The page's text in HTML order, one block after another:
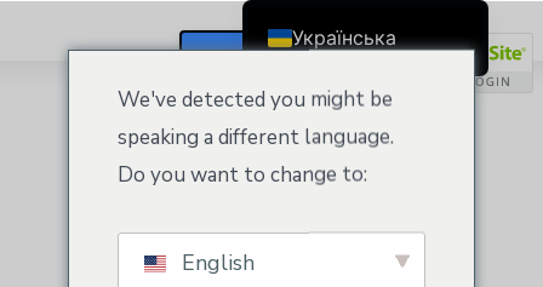
We've detected you might be
speaking a different language.
Do you want to change to:
English
Українська
Čeština
Ελληνικά